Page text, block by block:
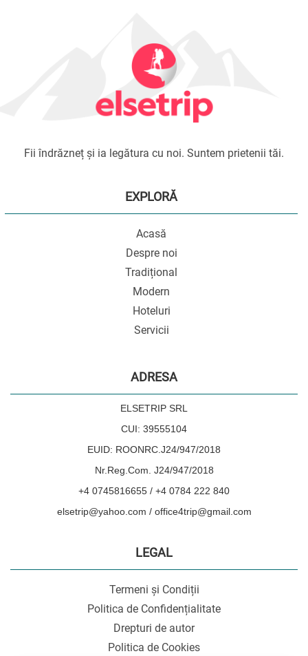
Fii îndrăzneț și ia legătura cu noi. Suntem prietenii tăi.
EXPLORĂ
Acasă
Despre noi
Tradițional
Modern
Hoteluri
Servicii
ADRESA
ELSETRIP SRL
CUI: 39555104
EUID: ROONRC.J24/947/2018
Nr.Reg.Com. J24/947/2018
+4 0745816655 / +4 0784 222 840
elsetrip@yahoo.com / office4trip@gmail.com
LEGAL
Termeni și Condiții
Politica de Confidențialitate
Drepturi de autor
Politica de Cookies